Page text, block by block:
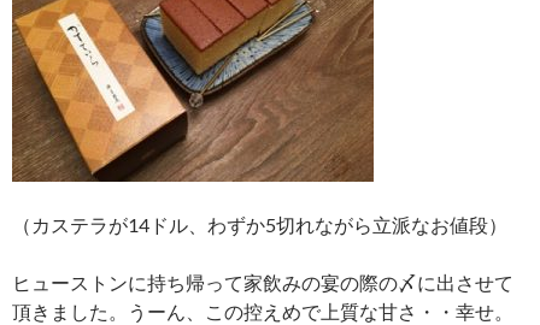
（カステラが14ドル、わずか5切れながら立派なお値段）
ヒューストンに持ち帰って家飲みの宴の際の〆に出させて
頂きました。うーん、この控えめで上質な甘さ・・幸せ。